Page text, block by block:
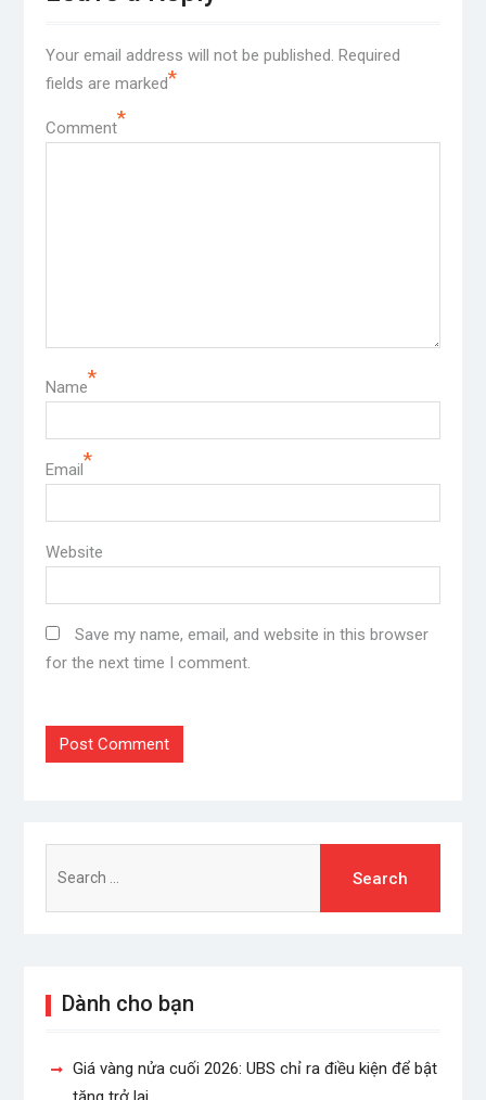
Your email address will not be published. Required
fields are marked*
Comment*
Name*
Email*
Website
Save my name, email, and website in this browser
for the next time I comment.
for:
Dành cho bạn
Giá vàng nửa cuối 2026: UBS chỉ ra điều kiện để bật